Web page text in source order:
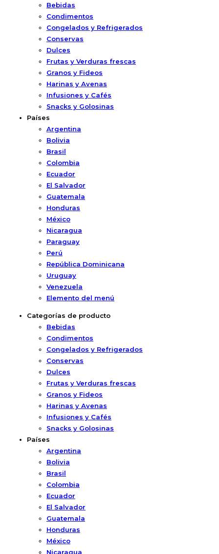
Bebidas
Condimentos
Congelados y Refrigerados
Conservas
Dulces
Frutas y Verduras frescas
Granos y Fideos
Harinas y Avenas
Infusiones y Cafés
Snacks y Golosinas
Países
Argentina
Bolivia
Brasil
Colombia
Ecuador
El Salvador
Guatemala
Honduras
México
Nicaragua
Paraguay
Perú
República Dominicana
Uruguay
Venezuela
Elemento del menú
Categorías de producto
Bebidas
Condimentos
Congelados y Refrigerados
Conservas
Dulces
Frutas y Verduras frescas
Granos y Fideos
Harinas y Avenas
Infusiones y Cafés
Snacks y Golosinas
Países
Argentina
Bolivia
Brasil
Colombia
Ecuador
El Salvador
Guatemala
Honduras
México
Nicaragua